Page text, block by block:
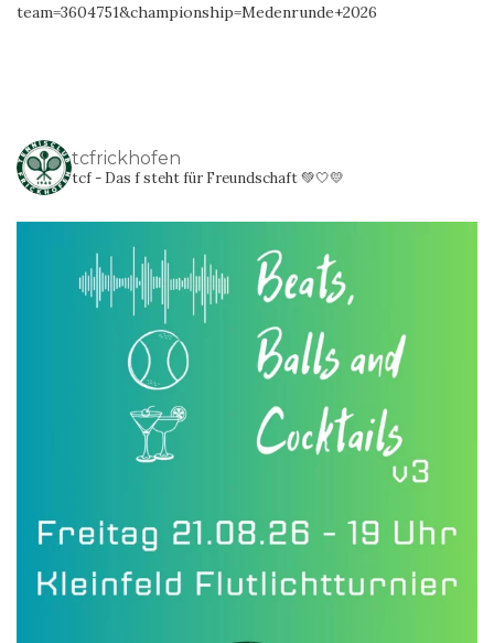
team=3604751&championship=Medenrunde+2026
tcfrickhofen
tcf - Das f steht für Freundschaft 💚🤍💛